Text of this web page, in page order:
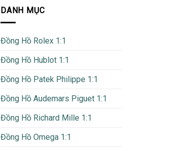
DANH MỤC
Đồng Hồ Rolex 1:1
Đồng Hồ Hublot 1:1
Đồng Hồ Patek Philippe 1:1
Đồng Hồ Audemars Piguet 1:1
Đồng Hồ Richard Mille 1:1
Đồng Hồ Omega 1:1